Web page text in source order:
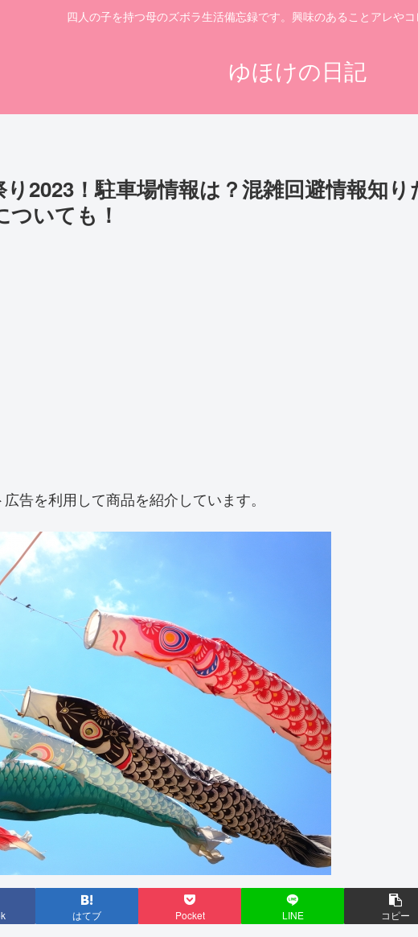
四人の子を持つ母のズボラ生活備忘録です。興味のあることアレやコ
ゆほけの日記
2023！駐車場情報は？混雑回避情報知り
いても！
告を利用して商品を紹介しています。
はてブ Pocket LINE コピー